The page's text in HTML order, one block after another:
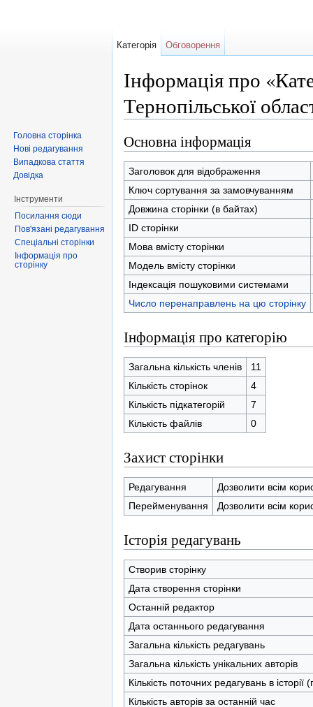
Інформація про
Тернопільської
Основна інформація
Заголовок для відображення
Ключ сортування за замовчуванням
Довжина сторінки (в байтах)
ID сторінки
Мова вмісту сторінки
Модель вмісту сторінки
Індексація пошуковими системами
Число перенаправлень на цю сторінку
Інформація про категорію
Загальна кількість членів
11
Кількість сторінок
4
Кількість підкатегорій
7
Кількість файлів
0
Захист сторінки
Редагування
Дозволити всім
Перейменування
Дозволити всім
Історія редагувань
Створив сторінку
Дата створення сторінки
Останній редактор
Дата останнього редагування
Загальна кількість редагувань
Загальна кількість унікальних авторів
Кількість поточних редагувань в
Кількість авторів за останній час
Категорія Обговорення
Головна сторінка
Нові редагування
Випадкова стаття
Довідка
Інструменти
Посилання сюди
Пов'язані редагування
Спеціальні сторінки
Інформація про
сторінку